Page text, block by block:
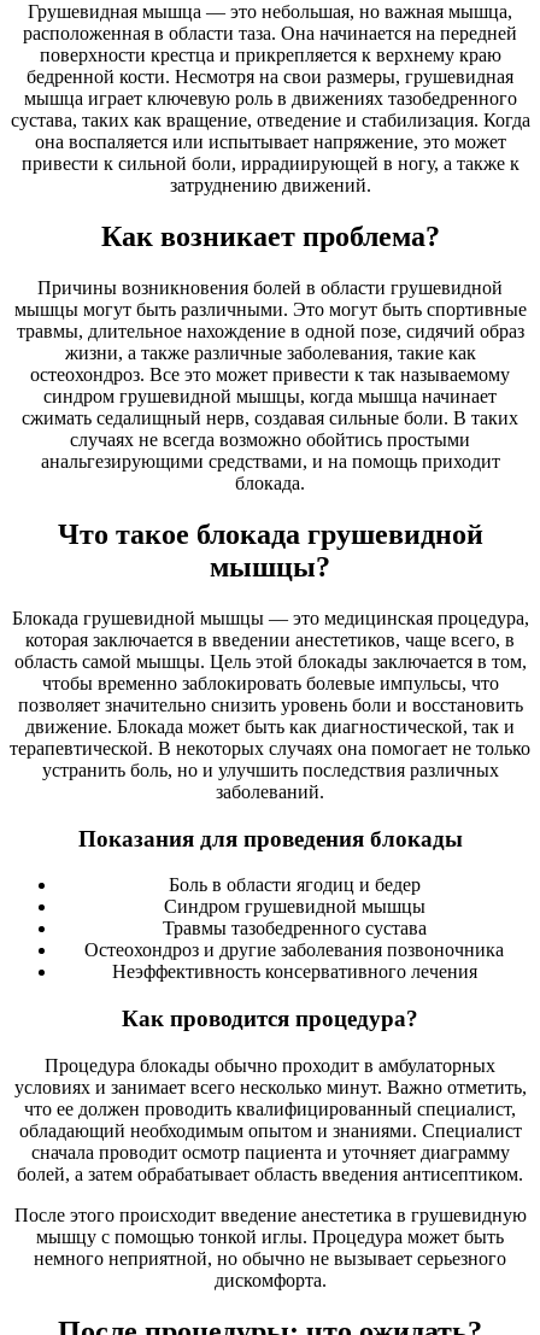
Грушевидная мышца — это небольшая, но важная мышца,
расположенная в области таза. Она начинается на передней
поверхности крестца и прикрепляется к верхнему краю
бедренной кости. Несмотря на свои размеры, грушевидная
мышца играет ключевую роль в движениях тазобедренного
сустава, таких как вращение, отведение и стабилизация. Когда
она воспаляется или испытывает напряжение, это может
привести к сильной боли, иррадиирующей в ногу, а также к
затруднению движений.
Как возникает проблема?
Причины возникновения болей в области грушевидной
мышцы могут быть различными. Это могут быть спортивные
травмы, длительное нахождение в одной позе, сидячий образ
жизни, а также различные заболевания, такие как
остеохондроз. Все это может привести к так называемому
синдром грушевидной мышцы, когда мышца начинает
сжимать седалищный нерв, создавая сильные боли. В таких
случаях не всегда возможно обойтись простыми
анальгезирующими средствами, и на помощь приходит
блокада.
Что такое блокада грушевидной
мышцы?
Блокада грушевидной мышцы — это медицинская процедура,
которая заключается в введении анестетиков, чаще всего, в
область самой мышцы. Цель этой блокады заключается в том,
чтобы временно заблокировать болевые импульсы, что
позволяет значительно снизить уровень боли и восстановить
движение. Блокада может быть как диагностической, так и
терапевтической. В некоторых случаях она помогает не только
устранить боль, но и улучшить последствия различных
заболеваний.
Показания для проведения блокады
Боль в области ягодиц и бедер
Синдром грушевидной мышцы
Травмы тазобедренного сустава
Остеохондроз и другие заболевания позвоночника
Неэффективность консервативного лечения
Как проводится процедура?
Процедура блокады обычно проходит в амбулаторных
условиях и занимает всего несколько минут. Важно отметить,
что ее должен проводить квалифицированный специалист,
обладающий необходимым опытом и знаниями. Специалист
сначала проводит осмотр пациента и уточняет диаграмму
болей, а затем обрабатывает область введения антисептиком.
После этого происходит введение анестетика в грушевидную
мышцу с помощью тонкой иглы. Процедура может быть
немного неприятной, но обычно не вызывает серьезного
дискомфорта.